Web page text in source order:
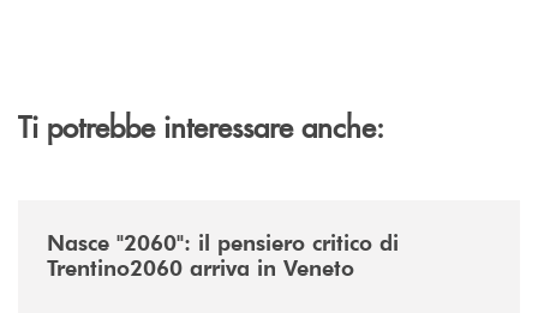
Ti potrebbe interessare anche:
Nasce "2060": il pensiero critico di
Trentino2060 arriva in Veneto